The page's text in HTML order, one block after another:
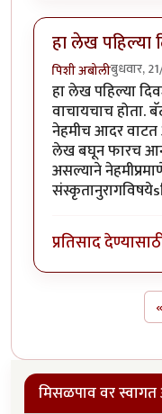
हा लेख पहिल्या
पिशी अबोलीबुधवार,
हा लेख पहिल्या
वाचायचाच होता.
नेहमीच आदर
लेख बघून फारच
असल्याने
प्रतिसाद
«
मिसळपाव वर